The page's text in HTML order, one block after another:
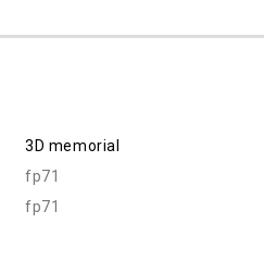
3D memorial
fp71
fp71